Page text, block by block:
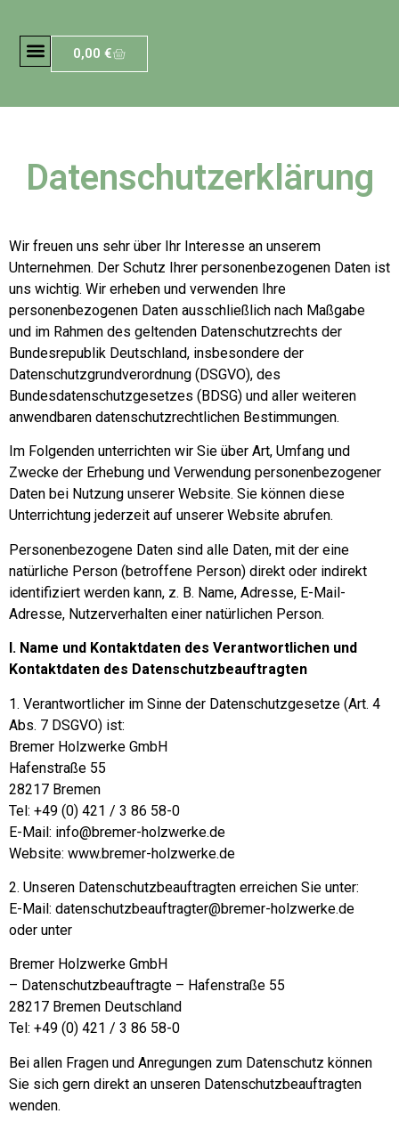
0,00€
Datenschutzerklärung
Wir freuen uns sehr über Ihr Interesse an unserem
Unternehmen. Der Schutz Ihrer personenbezogenen Daten ist
uns wichtig. Wir erheben und verwenden Ihre
personenbezogenen Daten ausschließlich nach Maßgabe
und im Rahmen des geltenden Datenschutzrechts der
Bundesrepublik Deutschland, insbesondere der
Datenschutzgrundverordnung (DSGVO), des
Bundesdatenschutzgesetzes (BDSG) und aller weiteren
anwendbaren datenschutzrechtlichen Bestimmungen.
Im Folgenden unterrichten wir Sie über Art, Umfang und
Zwecke der Erhebung und Verwendung personenbezogener
Daten bei Nutzung unserer Website. Sie können diese
Unterrichtung jederzeit auf unserer Website abrufen.
Personenbezogene Daten sind alle Daten, mit der eine
natürliche Person (betroffene Person) direkt oder indirekt
identifiziert werden kann, z. B. Name, Adresse, E-Mail-
Adresse, Nutzerverhalten einer natürlichen Person.
I. Name und Kontaktdaten des Verantwortlichen und
Kontaktdaten des Datenschutzbeauftragten
1. Verantwortlicher im Sinne der Datenschutzgesetze (Art. 4
Abs. 7 DSGVO) ist:
Bremer Holzwerke GmbH
Hafenstraße 55
28217 Bremen
Tel: +49 (0) 421 / 3 86 58-0
E-Mail: info@bremer-holzwerke.de
Website: www.bremer-holzwerke.de
2. Unseren Datenschutzbeauftragten erreichen Sie unter:
E-Mail: datenschutzbeauftragter@bremer-holzwerke.de
oder unter
Bremer Holzwerke GmbH
– Datenschutzbeauftragte – Hafenstraße 55
28217 Bremen Deutschland
Tel: +49 (0) 421 / 3 86 58-0
Bei allen Fragen und Anregungen zum Datenschutz können
Sie sich gern direkt an unseren Datenschutzbeauftragten
wenden.